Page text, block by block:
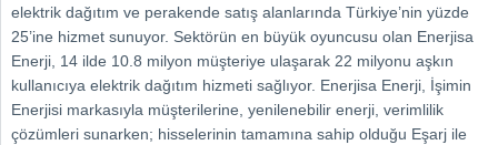
elektrik dağıtım ve perakende satış alanlarında Türkiye’nin yüzde
25’ine hizmet sunuyor. Sektörün en büyük oyuncusu olan Enerjisa
Enerji, 14 ilde 10.8 milyon müşteriye ulaşarak 22 milyonu aşkın
kullanıcıya elektrik dağıtım hizmeti sağlıyor. Enerjisa Enerji, İşimin
Enerjisi markasıyla müşterilerine, yenilenebilir enerji, verimlilik
çözümleri sunarken; hisselerinin tamamına sahip olduğu Eşarj ile